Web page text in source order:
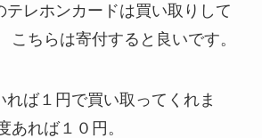
テレホンカードは買い取りして
こちらは寄付すると良いです。
れば１円で買い取ってくれま
あれば１０円。